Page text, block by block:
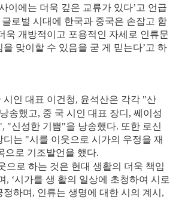
이에는 더욱 깊은 교류가 있다’고 언급
글로벌 시대에 한국과 중국은 손잡고 함
욱 개방적이고 포용적인 자세로 인류문
맞이할 수 있음을 굳 게 믿는다’고 하
시인 대표 이건청, 윤석산은 각각 "산
송했고, 중 국 시인 대표 장디 , 쎄이성
"신성한 기쁨"을 낭송했다. 또한 로신
디는 "시를 이웃으로 시가의 우정을 재
으로 기조발언을 했다.
으로 하는 것은 현대 생활의 더욱 책임
, ‘시가를 생 활의 일상에 초청하여 시로
정하며 , 인류는 생명에 대한 시의 계시 ,